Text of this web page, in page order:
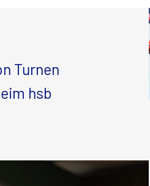
Turnen
hsb